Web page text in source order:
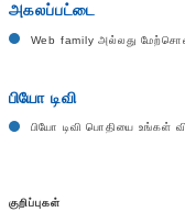
அகலப்பட்டை
Web family அல்லது
பியோ டிவி
பியோ டிவி பொதியை உங்கள்
குறிப்புகள்